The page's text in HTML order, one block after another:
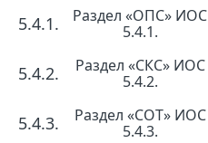
5.4.1.
Раздел «ОПС» ИОС
5.4.1.
5.4.2.
Раздел «СКС» ИОС
5.4.2.
5.4.3.
Раздел «СОТ» ИОС
5.4.3.